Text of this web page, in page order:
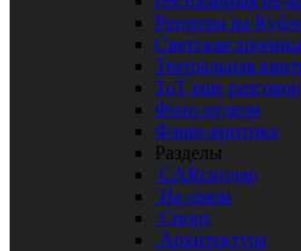
Рецепты на
Светская хроника
Театральная
ТоТ еще разговор
Фото недели
Фэшн-критика
Разделы
CARснодар
На связи
Спорт
Архитектура